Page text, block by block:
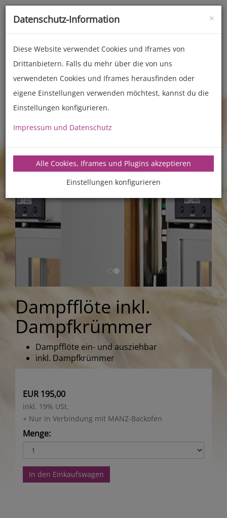
Toggle
Previous Next
Dampfflöte inkl.
Dampfkrümmer
Dampfflöte ein- und ausziehbar
inkl. Dampfkrümmer
EUR 195,00
inkl. 19% USt.
+ Nur in Verbindung mit MANZ-Backofen
Menge:
In den Einkaufswagen
×
Datenschutz-Information
Diese Website verwendet Cookies und Iframes von
Drittanbietern. Falls du mehr über die von uns
verwendeten Cookies und Iframes herausfinden oder
eigene Einstellungen verwenden möchtest, kannst du die
Einstellungen konfigurieren.
Impressum und Datenschutz
Alle Cookies, Iframes und Plugins akzeptieren
Einstellungen konfigurieren